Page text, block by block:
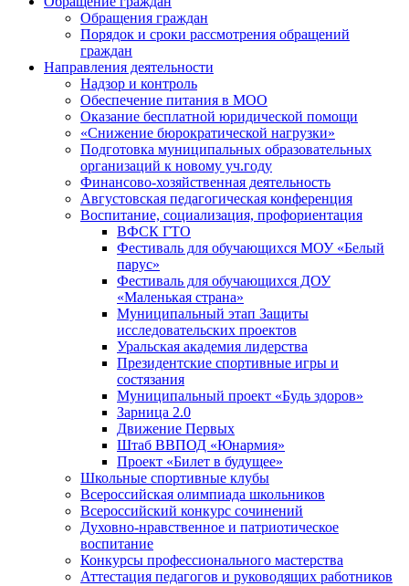
Обращения граждан
Порядок и сроки рассмотрения обращений
граждан
Направления деятельности
Надзор и контроль
Обеспечение питания в МОО
Оказание бесплатной юридической помощи
«Снижение бюрократической нагрузки»
Подготовка муниципальных образовательных
организаций к новому уч.году
Финансово-хозяйственная деятельность
Августовская педагогическая конференция
Воспитание, социализация, профориентация
ВФСК ГТО
Фестиваль для обучающихся МОУ «Белый
парус»
Фестиваль для обучающихся ДОУ
«Маленькая страна»
Муниципальный этап Защиты
исследовательских проектов
Уральская академия лидерства
Президентские спортивные игры и
состязания
Муниципальный проект «Будь здоров»
Зарница 2.0
Движение Первых
Штаб ВВПОД «Юнармия»
Проект «Билет в будущее»
Школьные спортивные клубы
Всероссийская олимпиада школьников
Всероссийский конкурс сочинений
Духовно-нравственное и патриотическое
воспитание
Конкурсы профессионального мастерства
Аттестация педагогов и руководящих работников